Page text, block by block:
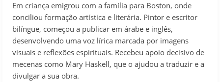
Em criança emigrou com a família para Boston, onde
conciliou formação artística e literária. Pintor e escritor
bilíngue, começou a publicar em árabe e inglês,
desenvolvendo uma voz lírica marcada por imagens
visuais e reflexões espirituais. Recebeu apoio decisivo de
mecenas como Mary Haskell, que o ajudou a traduzir e a
divulgar a sua obra.